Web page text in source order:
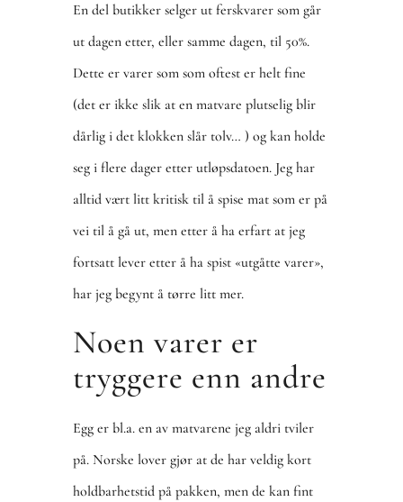
En del butikker selger ut ferskvarer som går
ut dagen etter, eller samme dagen, til 50%.
Dette er varer som som oftest er helt fine
(det er ikke slik at en matvare plutselig blir
dårlig i det klokken slår tolv… ) og kan holde
seg i flere dager etter utløpsdatoen. Jeg har
alltid vært litt kritisk til å spise mat som er på
vei til å gå ut, men etter å ha erfart at jeg
fortsatt lever etter å ha spist «utgåtte varer»,
har jeg begynt å tørre litt mer.
Noen varer er
tryggere enn andre
Egg er bl.a. en av matvarene jeg aldri tviler
på. Norske lover gjør at de har veldig kort
holdbarhetstid på pakken, men de kan fint